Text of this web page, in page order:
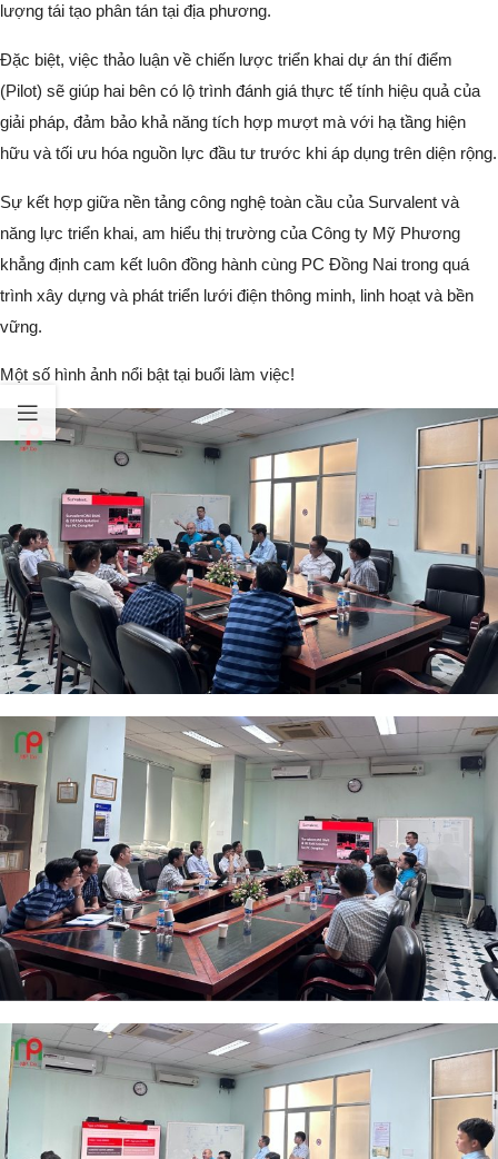
lượng tái tạo phân tán tại địa phương.
Đặc biệt, việc thảo luận về chiến lược triển khai dự án thí điểm
(Pilot) sẽ giúp hai bên có lộ trình đánh giá thực tế tính hiệu quả của
giải pháp, đảm bảo khả năng tích hợp mượt mà với hạ tầng hiện
hữu và tối ưu hóa nguồn lực đầu tư trước khi áp dụng trên diện rộng.
Sự kết hợp giữa nền tảng công nghệ toàn cầu của Survalent và
năng lực triển khai, am hiểu thị trường của Công ty Mỹ Phương
khẳng định cam kết luôn đồng hành cùng PC Đồng Nai trong quá
trình xây dựng và phát triển lưới điện thông minh, linh hoạt và bền
vững.
Một số hình ảnh nổi bật tại buổi làm việc!